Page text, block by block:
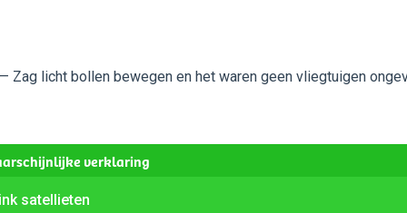
— Zag licht bollen bewegen en het waren geen vliegtuigen
verklaring
satellieten